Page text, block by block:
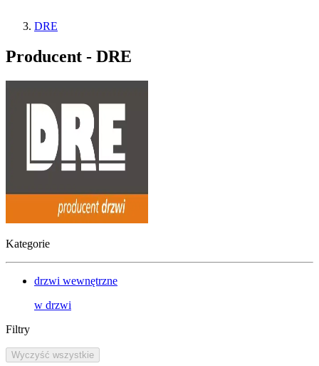
DRE
Producent - DRE
Kategorie
drzwi wewnętrzne
w drzwi
Filtry
Wyczyść wszystkie